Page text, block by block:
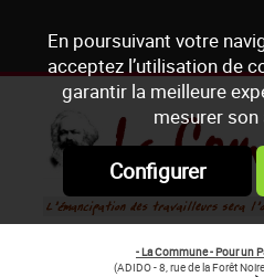
En poursuivant votre
acceptez l’utilisation de
garantir la meilleure
mesurer son
Configurer
- La Commune - Pour un
(ADIDO - 8, rue de la Forêt